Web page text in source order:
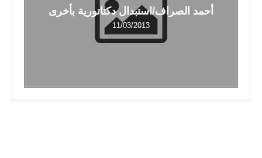
أحمد الصراف/استبدال دكتاتورية بأخرى
11/03/2013